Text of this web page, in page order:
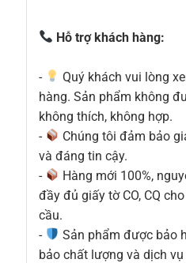
Hỗ trợ khách hàng:
-
Quý khách vui lòng
hàng. Sản phẩm không
không thích, không hợp.
-
Chúng tôi đảm bảo
và đáng tin cậy.
-
Hàng mới 100%,
đầy đủ giấy tờ CO, CQ
cầu.
-
Sản phẩm được bảo
bảo chất lượng và dịch